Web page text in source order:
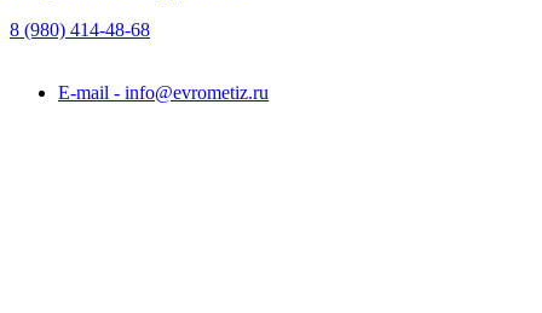
8 (980) 414-48-68
E-mail - info@evrometiz.ru